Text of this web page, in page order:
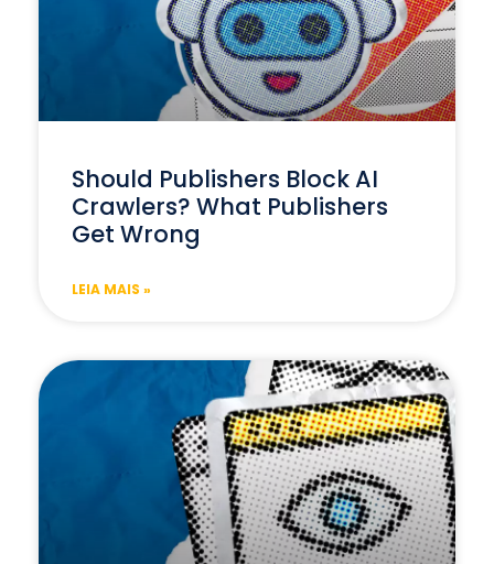
Should Publishers Block AI
Crawlers? What Publishers
Get Wrong
LEIA MAIS »